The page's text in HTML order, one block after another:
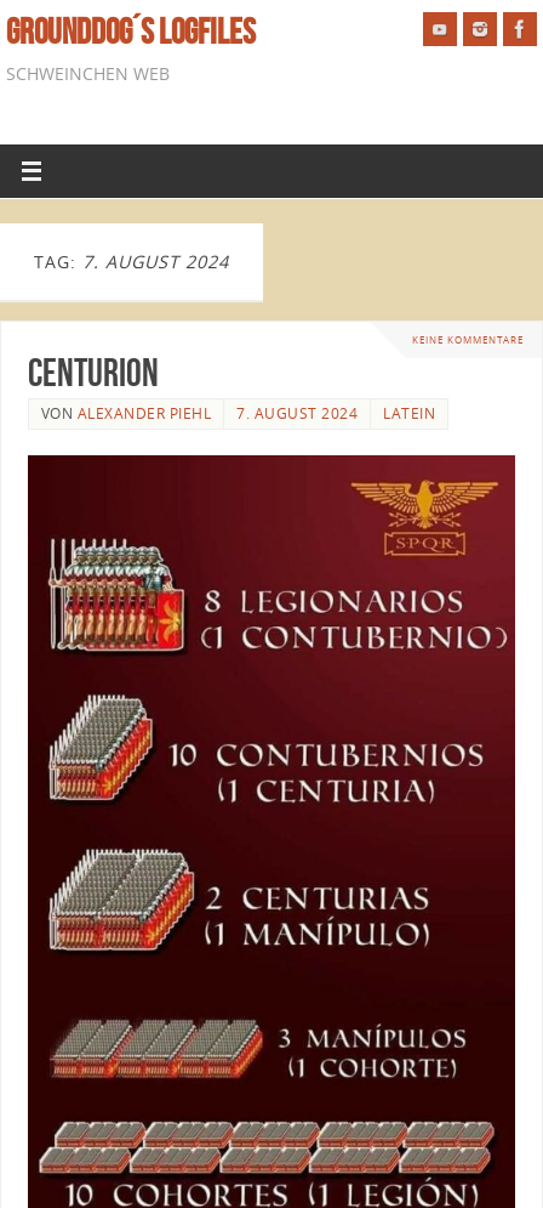
GROUNDDOG´S LOGFILES
SCHWEINCHEN WEB
TAG: 7. AUGUST 2024
KEINE KOMMENTARE
Centurion
VON ALEXANDER PIEHL 7. AUGUST 2024 LATEIN